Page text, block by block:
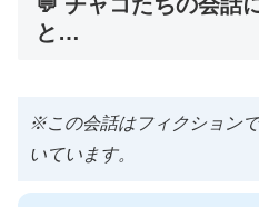
と…
※この会話はフィクション
いています。